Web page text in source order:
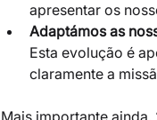
apresentar os
Adaptámos as
Esta evolução é
claramente a
Mais importante